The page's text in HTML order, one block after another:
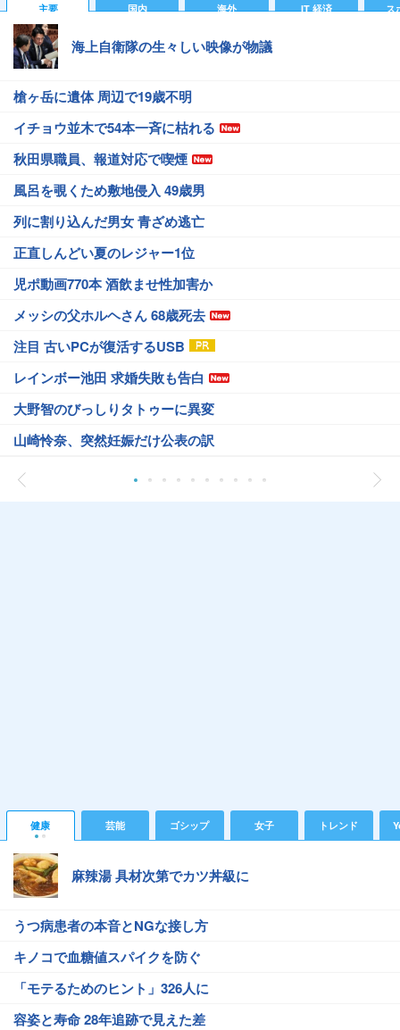
主要 国内 海外 IT 経済 ス
海上自衛隊の生々しい映像が物議
槍ヶ岳に遺体 周辺で19歳不明
イチョウ並木で54本一斉に枯れる
秋田県職員、報道対応で喫煙
風呂を覗くため敷地侵入 49歳男
列に割り込んだ男女 青ざめ逃亡
正直しんどい夏のレジャー1位
児ポ動画770本 酒飲ませ性加害か
メッシの父ホルヘさん 68歳死去
注目 古いPCが復活するUSB
レインボー池田 求婚失敗も告白
大野智のびっしりタトゥーに異変
山崎怜奈、突然妊娠だけ公表の訳
健康 芸能 ゴシップ 女子 トレンド
麻辣湯 具材次第でカツ丼級に
うつ病患者の本音とNGな接し方
キノコで血糖値スパイクを防ぐ
「モテるためのヒント」326人に
容姿と寿命 28年追跡で見えた差